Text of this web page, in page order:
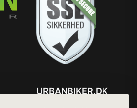
URBANBIKER.DK